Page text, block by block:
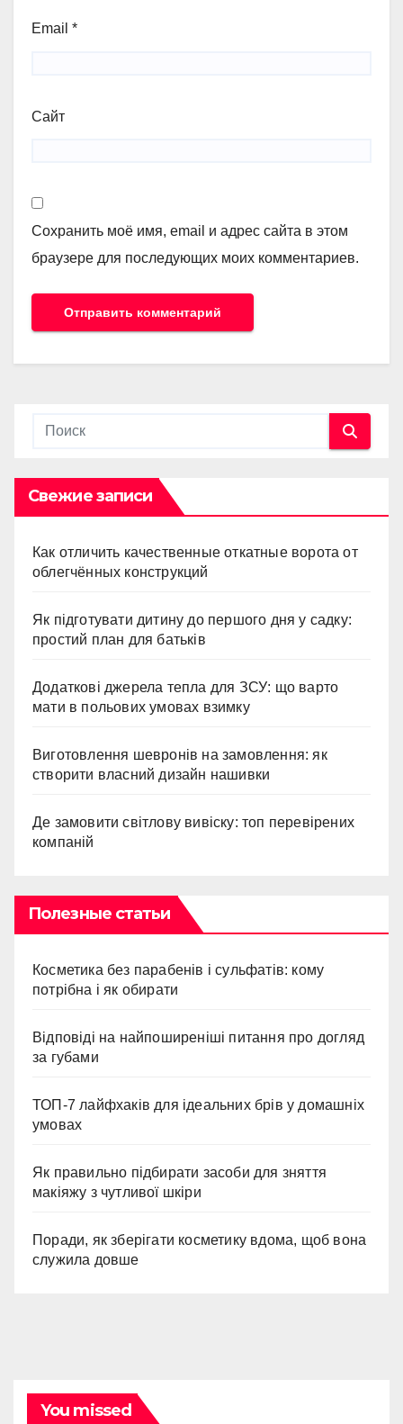
Email *
Сайт
Сохранить моё имя, email и адрес сайта в этом
браузере для последующих моих комментариев.
Свежие записи
Как отличить качественные откатные ворота от
облегчённых конструкций
Як підготувати дитину до першого дня у садку:
простий план для батьків
Додаткові джерела тепла для ЗСУ: що варто
мати в польових умовах взимку
Виготовлення шевронів на замовлення: як
створити власний дизайн нашивки
Де замовити світлову вивіску: топ перевірених
компаній
Полезные статьи
Косметика без парабенів і сульфатів: кому
потрібна і як обирати
Відповіді на найпоширеніші питання про догляд
за губами
ТОП-7 лайфхаків для ідеальних брів у домашніх
умовах
Як правильно підбирати засоби для зняття
макіяжу з чутливої шкіри
Поради, як зберігати косметику вдома, щоб вона
служила довше
You missed